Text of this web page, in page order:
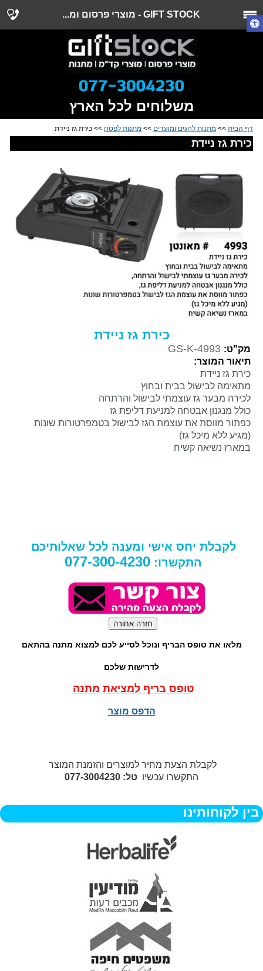
GIFT STOCK - מוצרי פרסום ומ...
משלוחים לכל הארץ
דף הבית >> מתנות לחגים ומועדים >> מתנות לפסח >> כירת גז ניידת
כירת גז ניידת
כירת גז ניידת
מק"ט: GS-K-4993
תיאור המוצר:
כירת גז ניידת
מתאימה לבישול בבית ובחוץ
לכירה מבער גז עוצמתי לבישול והרתחה
כולל מנגנון אבטחה למניעת דליפת גז
כפתור מווסת את עוצמת הגז לבישול בטמפרטורות שונות
(מגיע ללא מיכל גז)
במארז נשיאה קשיח
לקבלת יחס אישי ומענה לכל שאלותיכם
התקשרו: 077-300-4230
מלאו את טופס הבריף ונוכל לסייע לכם למצוא מתנה בהתאם
לדרישות שלכם
טופס בריף למציאת מתנה
הדפס מוצר
לקבלת הצעת מחיר למוצרים והזמנת המוצר
התקשרו עכשיו טל: 077-3004230
בין לקוחותינו